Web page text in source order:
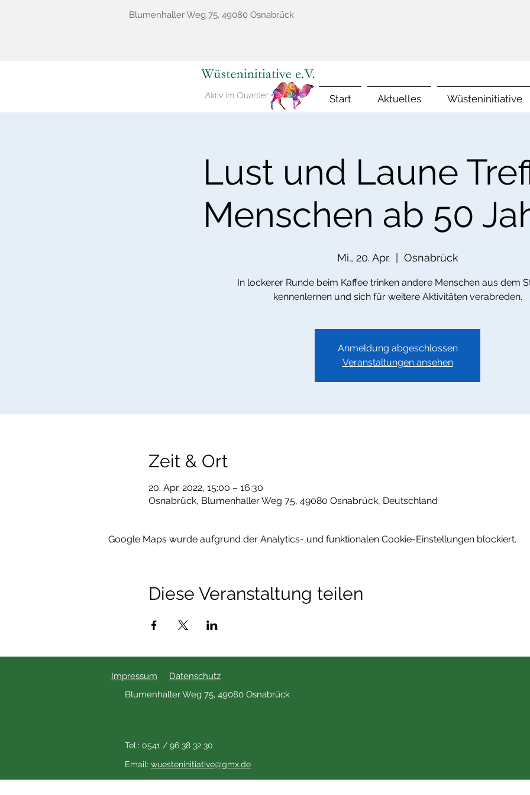
Blumenhaller Weg 75, 49080 Osnabrück
Start Aktuelles Wüsteninitiative
Lust und Laune
Menschen ab 50
Mi., 20. Apr.
  |
Osnabrück
In lockerer Runde beim Kaffee trinken andere Menschen aus dem
kennenlernen und sich für weitere Aktivitäten verabreden.
Anmeldung abgeschlossen
Veranstaltungen ansehen
Zeit & Ort
20. Apr. 2022, 15:00 – 16:30
Osnabrück, Blumenhaller Weg 75, 49080 Osnabrück, Deutschland
Google Maps wurde aufgrund der Analytics- und funktionalen Cookie-Einstellungen blockiert.
Diese Veranstaltung teilen
Impressum
Datenschutz
Blumenhaller Weg 75, 49080 Osnabrück
Tel.: 0541 / 96 38 32 30
Email: wuesteninitiative@gmx.de